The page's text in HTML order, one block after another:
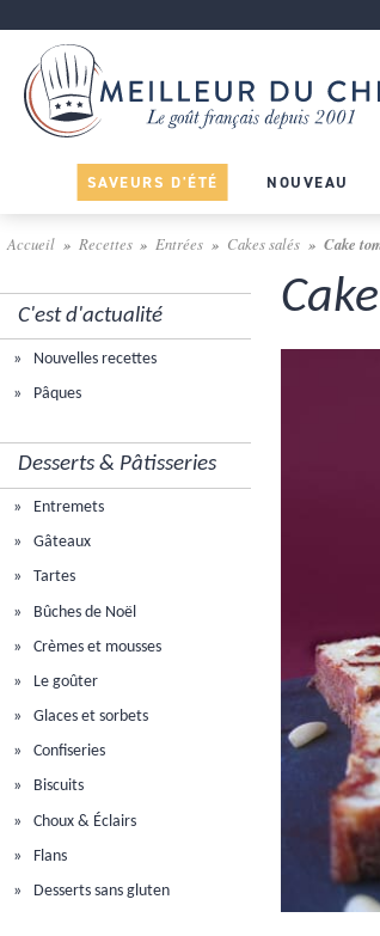
SAVEURS D'ÉTÉ NOUVEAU
Accueil Recettes Entrées Cakes salés Cake
C'est d'actualité
Nouvelles recettes
Pâques
Desserts & Pâtisseries
Entremets
Gâteaux
Tartes
Bûches de Noël
Crèmes et mousses
Le goûter
Glaces et sorbets
Confiseries
Biscuits
Choux & Éclairs
Flans
Desserts sans gluten